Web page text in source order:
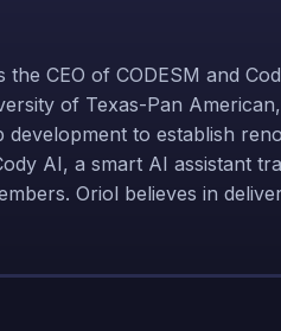
the CEO of CODESM and
of Texas-Pan
to establish
AI, a smart AI assistant
Oriol believes in